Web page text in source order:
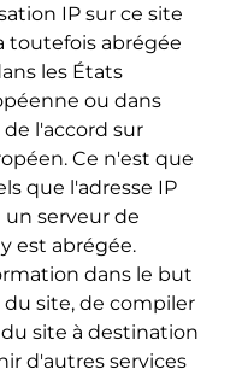
IP sur ce site
toutefois abrégée
les États
ou dans
l'accord sur
Ce n'est que
que l'adresse IP
serveur de
est abrégée.
dans le but
site, de compiler
site à destination
d'autres services